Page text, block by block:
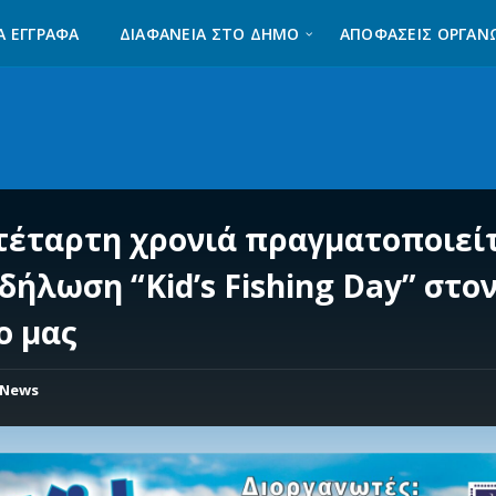
ΈΓΓΡΑΦΑ ΔΙΑΦΆΝΕΙΑ ΣΤΟ ΔΉΜΟ ΑΠΟΦΑΣΕΙΣ
χρονιά
“Kid’s Fishing Day”
μας
News